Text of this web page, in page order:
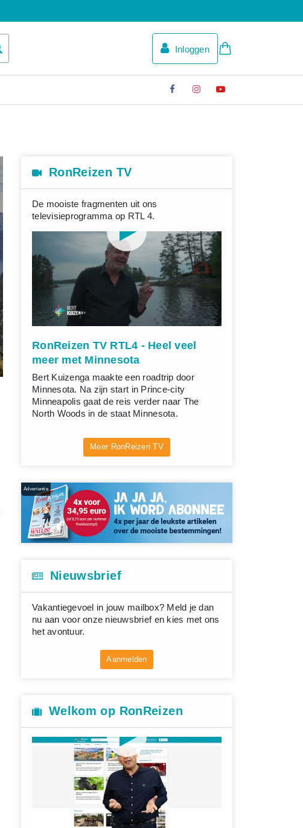
Inloggen
RonReizen TV
De mooiste fragmenten uit ons
televisieprogramma op RTL 4.
RonReizen TV RTL4 - Heel veel
meer met Minnesota
Bert Kuizenga maakte een roadtrip door
Minnesota. Na zijn start in Prince-city
Minneapolis gaat de reis verder naar The
North Woods in de staat Minnesota.
Meer RonReizen TV
Advertentie
Nieuwsbrief
Vakantiegevoel in jouw mailbox? Meld je dan
nu aan voor onze nieuwsbrief en kies met ons
het avontuur.
Aanmelden
Welkom op RonReizen